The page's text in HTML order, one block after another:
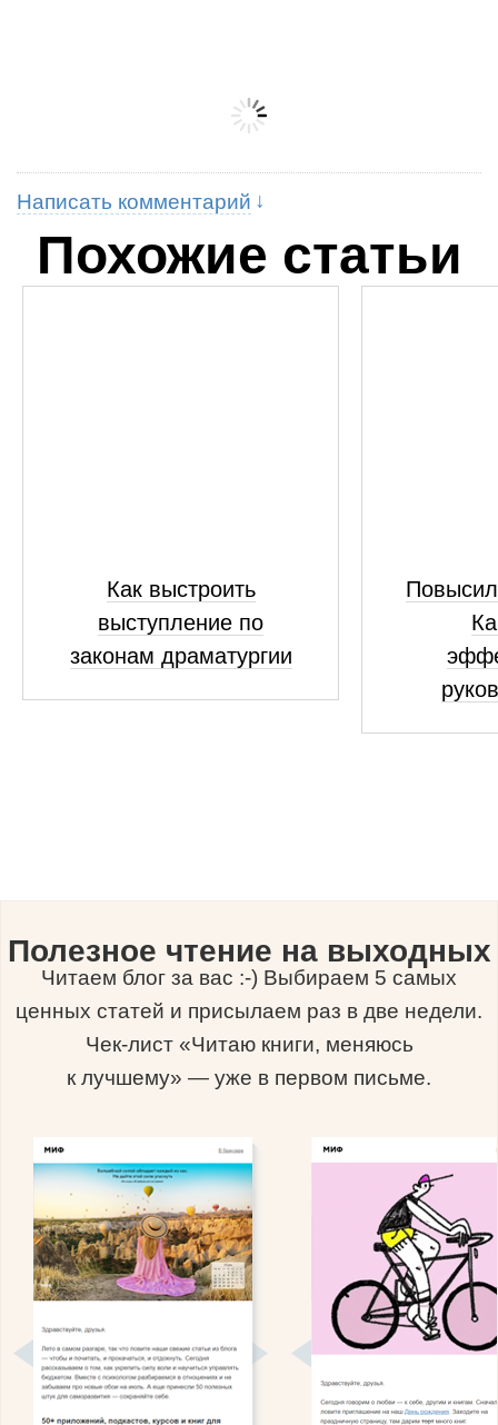
Написать комментарий
Похожие статьи
Как выстроить
выступление по
законам драматургии
Полезное чтение на выходных
Читаем блог за вас :-) Выбираем 5 самых
ценных статей и присылаем раз в две недели.
Чек-лист «Читаю книги, меняюсь
к лучшему» — уже в первом письме.